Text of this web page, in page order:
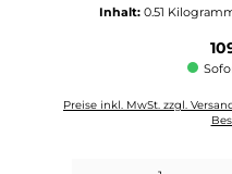
Inhalt: 0.51
Preise inkl. MwSt. zzgl.
Produkt Anzahl: Gib den